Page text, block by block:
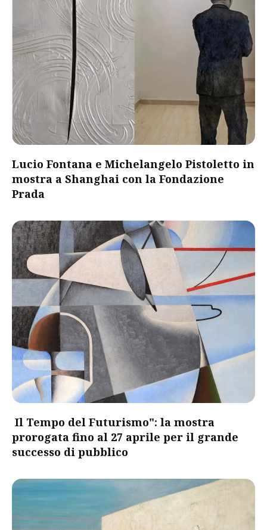
Lucio Fontana e Michelangelo Pistoletto in
mostra a Shanghai con la Fondazione
Prada
Il Tempo del Futurismo": la mostra
prorogata fino al 27 aprile per il grande
successo di pubblico